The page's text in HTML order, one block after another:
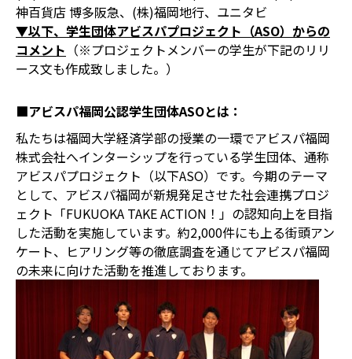
神百貨店 博多阪急、(株)福岡地行、ユニタビ
▼以下、学生団体アビスパプロジェクト（ASO）からの
コメント （※プロジェクトメンバーの学生が下記のリリ
ース文も作成致しました。）
■アビスパ福岡公認学生団体ASOとは：
私たちは福岡大学経済学部の授業の一環でアビスパ福岡
株式会社へインターシップを行っている学生団体、通称
アビスパプロジェクト（以下ASO）です。今期のテーマ
として、アビスパ福岡が新規発足させた社会連携プロジ
ェクト「FUKUOKA TAKE ACTION！」の認知向上を目指
した活動を実施しています。約2,000件にも上る街頭アン
ケート、ヒアリング等の徹底調査を通じてアビスパ福岡
の未来に向けた活動を推進しております。